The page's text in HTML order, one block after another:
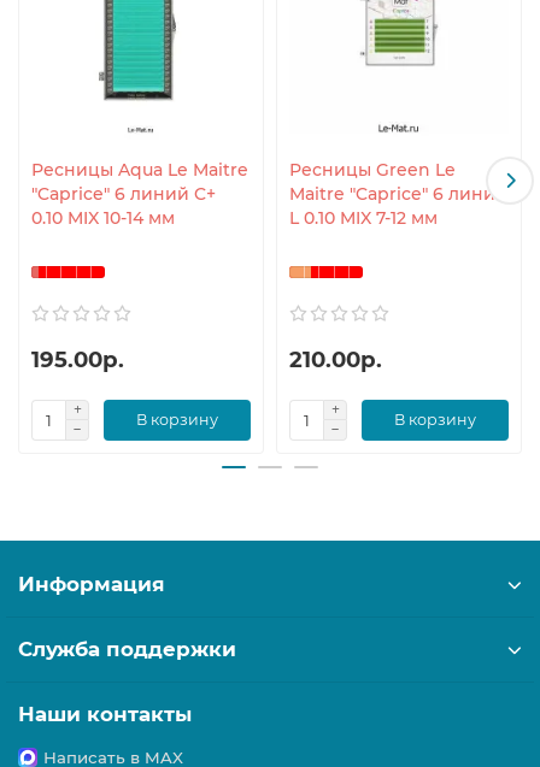
Ресницы Aqua Le Maitre
"Caprice" 6 линий C+
0.10 MIX 10-14 мм
195.00р.
В корзину
Ресницы Green Le
Maitre "Caprice" 6 линий
L 0.10 MIX 7-12 мм
210.00р.
В корзину
Информация
Служба поддержки
Наши контакты
Написать в MAX